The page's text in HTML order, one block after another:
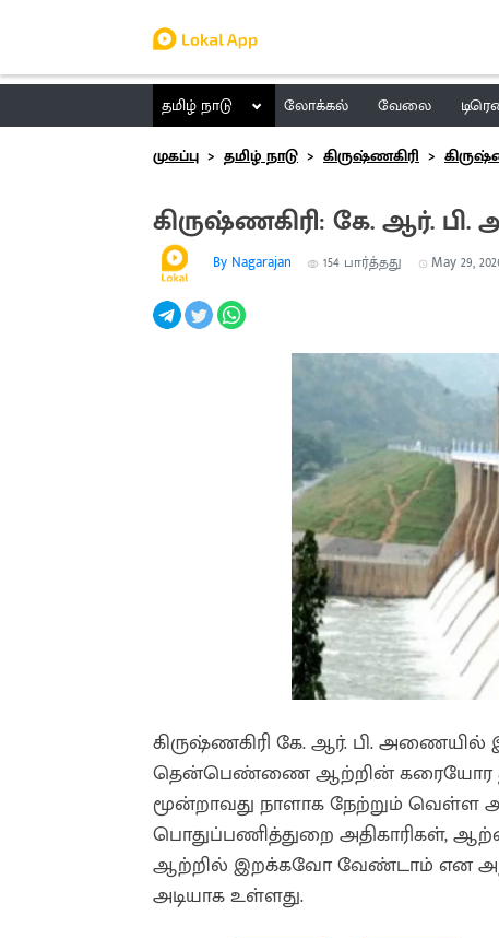
தமிழ் நாடு லோக்கல் வேலை
முகப்பு
தமிழ் நாடு கிருஷ்ணகிரி
கிருஷ்ணகிரி: கே. ஆர். பி.
By Nagarajan 154 பார்த்தது May 29,
கிருஷ்ணகிரி கே. ஆர். பி. அணையில்
தென்பெண்ணை ஆற்றின் கரையோர
மூன்றாவது நாளாக நேற்றும் வெள்ள
பொதுப்பணித்துறை அதிகாரிகள்,
ஆற்றில் இறக்கவோ வேண்டாம் என
அடியாக உள்ளது.